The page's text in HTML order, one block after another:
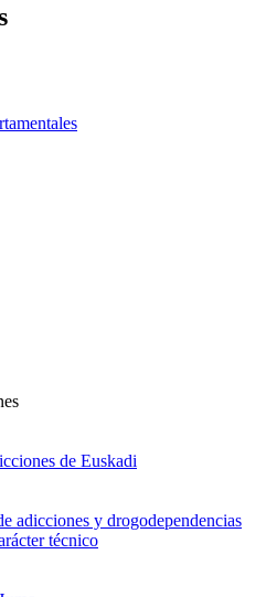
de Euskadi
adicciones y drogodependencias
técnico